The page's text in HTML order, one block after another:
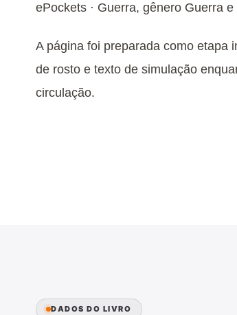
ePockets · Guerra, gênero Guerra
A página foi preparada como etapa
de rosto e texto de simulação
circulação.
DADOS DO LIVRO